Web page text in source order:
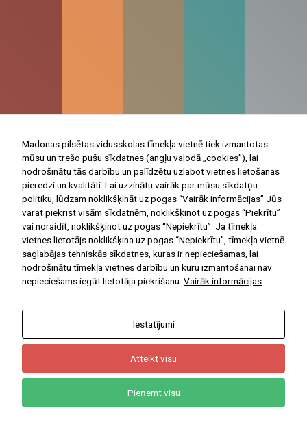
Madonas pilsētas vidusskolas tīmekļa vietnē tiek izmantotas
mūsu un trešo pušu sīkdatnes (angļu valodā „cookies”), lai
nodrošinātu tās darbību un palīdzētu uzlabot vietnes lietošanas
pieredzi un kvalitāti. Lai uzzinātu vairāk par mūsu sīkdatņu
politiku, lūdzam noklikšķināt uz pogas “Vairāk informācijas”.Jūs
varat piekrist visām sīkdatnēm, noklikšķinot uz pogas “Piekrītu”
vai noraidīt, noklikšķinot uz pogas “Nepiekrītu”. Ja tīmekļa
vietnes lietotājs noklikšķina uz pogas “Nepiekrītu”, tīmekļa vietnē
saglabājas tehniskās sīkdatnes, kuras ir nepieciešamas, lai
nodrošinātu tīmekļa vietnes darbību un kuru izmantošanai nav
nepieciešams iegūt lietotāja piekrišanu. Vairāk informācijas
Iestatījumi
Atteikt visu
Pieņemt visu